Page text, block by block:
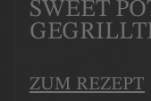
SWEET
ZUM REZEPT